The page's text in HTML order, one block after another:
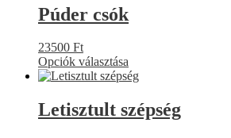
terméknek
több
van.
A
változatok
termékoldalon
választhatók
Púder csók
23500 Ft
Opciók választása
Ennek
terméknek
több
Letisztult szépség